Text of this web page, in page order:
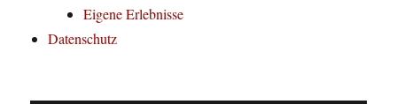
Eigene Erlebnisse
Datenschutz